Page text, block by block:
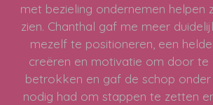
met bezieling ondernemen helpen
zien. Chanthal gaf me meer
mezelf te positioneren, een
creëren en motivatie om door te
betrokken en gaf de schop
nodig had om stappen te zetten